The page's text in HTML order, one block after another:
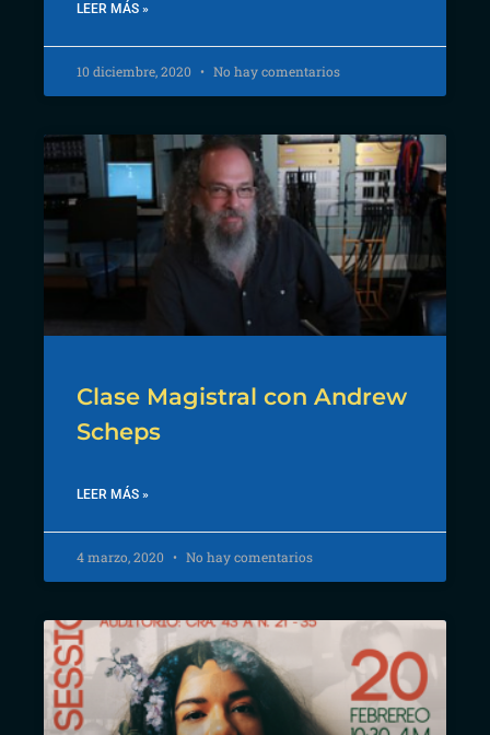
LEER MÁS »
10 diciembre, 2020 No hay comentarios
Clase Magistral con Andrew
Scheps
LEER MÁS »
4 marzo, 2020 No hay comentarios